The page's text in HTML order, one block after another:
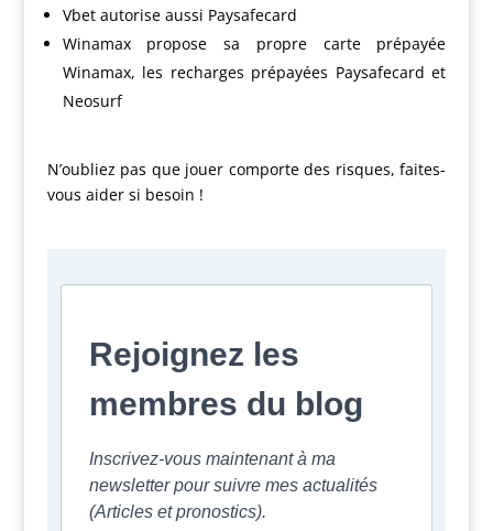
Vbet autorise aussi Paysafecard
Winamax propose sa propre carte prépayée
Winamax, les recharges prépayées Paysafecard et
Neosurf
N’oubliez pas que jouer comporte des risques, faites-
vous aider si besoin !
Rejoignez les
membres du blog
Inscrivez-vous maintenant à ma
newsletter pour suivre mes actualités
(Articles et pronostics).